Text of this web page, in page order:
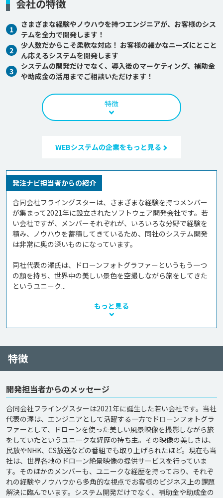
会社の特徴
1
さまざまな経験やノウハウを持つエンジニアが、お客様のシス
テムを全力で開発します！
2
少人数だからこそ柔軟な対応！ お客様の細かなニーズにとこと
ん応えるシステムを開発します
3
システムの開発だけでなく、導入後のマーケティング、補助金
や助成金の活用までご相談いただけます！
特徴
WEBシステムの企業をもっと見る
発注ナビ担当者からの紹介
合同会社フライングスターは、さまざまな経験を持つメンバー
が集まって2021年に設立されたソフトウェア開発会社です。若
い会社ですが、メンバーそれぞれが、いろいろな分野で経験を
積み、ノウハウを蓄積してきているため、同社のシステム開発
は非常に奥の深いものになっています。
同社代表の澤氏は、ドローンフォトグラファーというもう一つ
の顔を持ち、世界中の美しい景色を空撮しながら旅をしてきた
というユニーク...
もっと見る
特徴
開発担当者からのメッセージ
合同会社フライングスターは2021年に誕生した若い会社です。当社
代表の澤は、エンジニアとして活躍する一方でドローンフォトグラ
ファーとして、ドローンを使った美しい風景映像を撮影しながら旅
をしていたというユニークな経歴の持ち主。その映像の美しさは、
民放やNHK、CS放送などの番組でも取り上げられたほど。現在も当
社は、世界各地のドローン絶景映像の提供サービスを行っていま
す。そのほかのメンバーも、ユニークな経歴を持っており、それぞ
れの経験やノウハウから多角的な視点でお客様のビジネス上の課題
解決に臨んでいます。システム開発だけでなく、補助金や助成金の